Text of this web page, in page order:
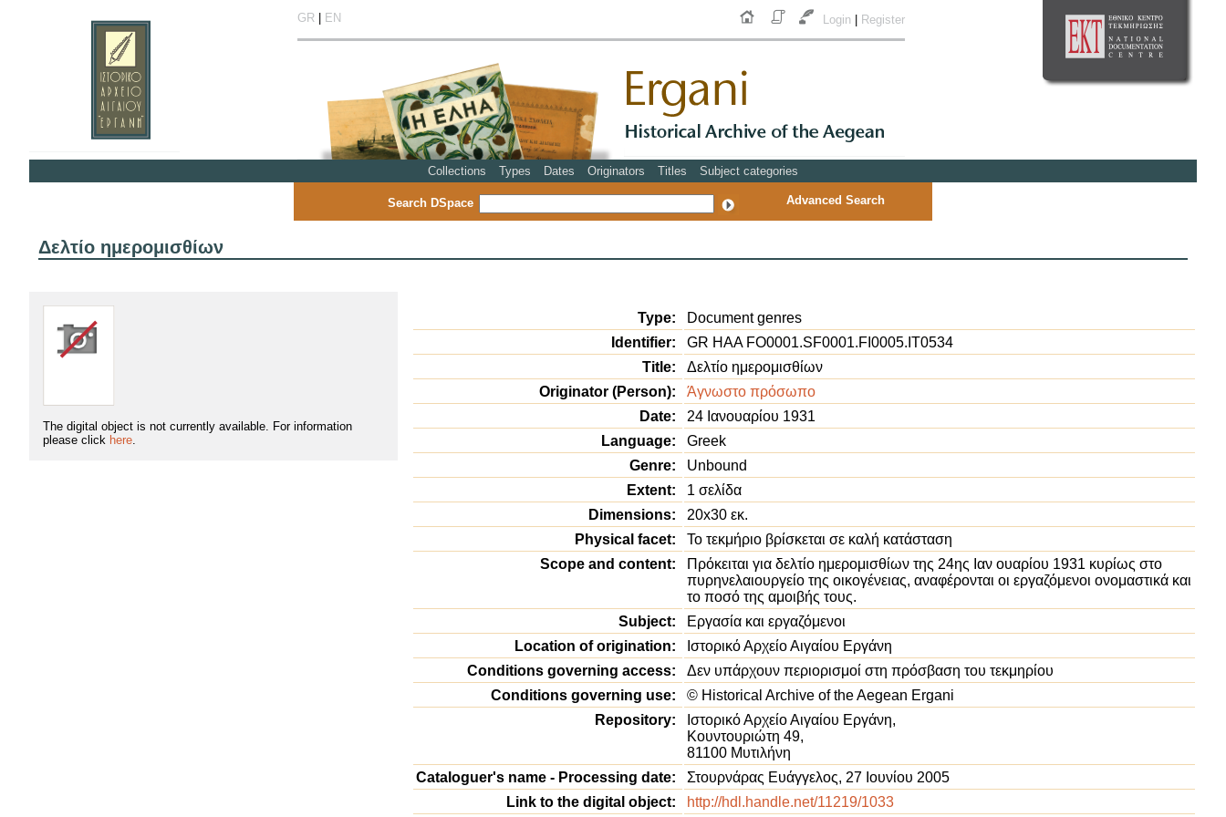
GR| EN Login Register
Collections Types Dates Originators Titles Subject categories
Search DSpace Advanced Search
Δελτίο ημερομισθίων
The digital object is not currently available. For information
please click here.
Type:
Document genres
Identifier:
GR HAA FO0001.SF0001.FI0005.IT0534
Title:
Δελτίο ημερομισθίων
Originator (Person):
Άγνωστο πρόσωπο
Date:
24 Ιανουαρίου 1931
Language:
Greek
Genre:
Unbound
Extent:
1 σελίδα
Dimensions:
20x30 εκ.
Physical facet:
Το τεκμήριο βρίσκεται σε καλή κατάσταση
Scope and content:
Πρόκειται για δελτίο ημερομισθίων της 24ης Ιαν ουαρίου 1931 κυρίως στο
πυρηνελαιουργείο της οικογένειας, αναφέρονται οι εργαζόμενοι ονομαστικά και
το ποσό της αμοιβής τους.
Subject:
Εργασία και εργαζόμενοι
Location of origination:
Ιστορικό Αρχείο Αιγαίου Εργάνη
Conditions governing access:
Δεν υπάρχουν περιορισμοί στη πρόσβαση του τεκμηρίου
Conditions governing use:
© Historical Archive of the Aegean Ergani
Repository:
Ιστορικό Αρχείο Αιγαίου Εργάνη,
Κουντουριώτη 49,
81100 Μυτιλήνη
Cataloguer's name - Processing date:
Στουρνάρας Ευάγγελος, 27 Ιουνίου 2005
Link to the digital object:
http://hdl.handle.net/11219/1033